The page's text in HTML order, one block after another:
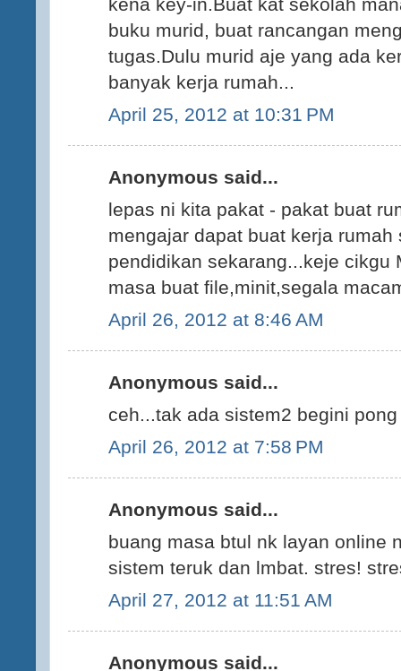
buku murid, buat rancangan
tugas.Dulu murid aje yang ada
banyak kerja rumah...
April 25, 2012 at 10:31 PM
Anonymous said...
lepas ni kita pakat - pakat buat
mengajar dapat buat kerja
pendidikan sekarang...keje cikgu
masa buat file,minit,segala
April 26, 2012 at 8:46 AM
Anonymous said...
ceh...tak ada sistem2 begini
April 26, 2012 at 7:58 PM
Anonymous said...
buang masa btul nk layan online
sistem teruk dan lmbat. stres!
April 27, 2012 at 11:51 AM
Anonymous said...